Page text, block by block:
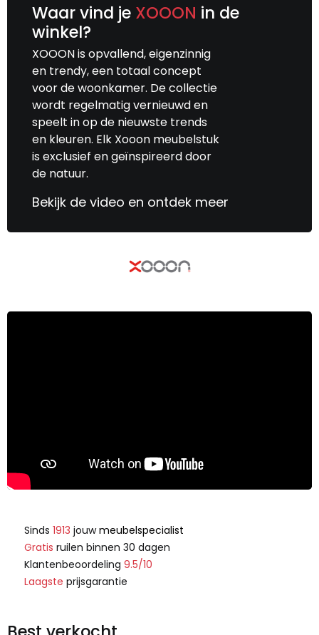
Waar vind je XOOON in de
winkel?
XOOON is opvallend, eigenzinnig
en trendy, een totaal concept
voor de woonkamer. De collectie
wordt regelmatig vernieuwd en
speelt in op de nieuwste trends
en kleuren. Elk Xooon meubelstuk
is exclusief en geïnspireerd door
de natuur.
Bekijk de video en ontdek meer
Sinds 1913 jouwmeubelspecialist
Gratis ruilen binnen 30 dagen
Klantenbeoordeling 9.5/10
Laagste prijsgarantie